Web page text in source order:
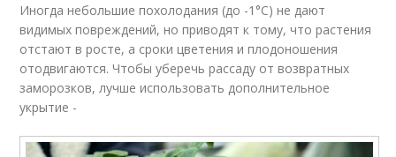
Иногда небольшие похолодания (до -1°С) не дают
видимых повреждений, но приводят к тому, что растения
отстают в росте, а сроки цветения и плодоношения
отодвигаются. Чтобы уберечь рассаду от возвратных
заморозков, лучше использовать дополнительное
укрытие -